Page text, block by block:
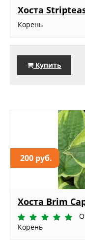
Хоста
Корень
Купить
200 руб.
Хоста Brim
Корень